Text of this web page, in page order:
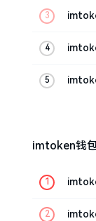
imtoken钱